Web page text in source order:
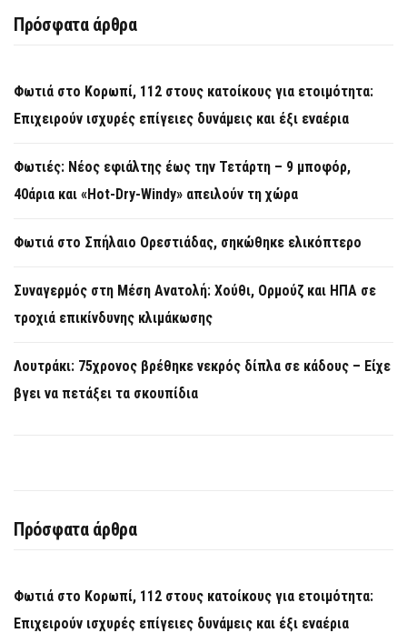
Πρόσφατα άρθρα
Φωτιά στο Κορωπί, 112 στους κατοίκους για ετοιμότητα:
Επιχειρούν ισχυρές επίγειες δυνάμεις και έξι εναέρια
Φωτιές: Νέος εφιάλτης έως την Τετάρτη – 9 μποφόρ,
40άρια και «Hot-Dry-Windy» απειλούν τη χώρα
Φωτιά στο Σπήλαιο Ορεστιάδας, σηκώθηκε ελικόπτερο
Συναγερμός στη Μέση Ανατολή: Χούθι, Ορμούζ και ΗΠΑ σε
τροχιά επικίνδυνης κλιμάκωσης
Λουτράκι: 75χρονος βρέθηκε νεκρός δίπλα σε κάδους – Είχε
βγει να πετάξει τα σκουπίδια
Πρόσφατα άρθρα
Φωτιά στο Κορωπί, 112 στους κατοίκους για ετοιμότητα:
Επιχειρούν ισχυρές επίγειες δυνάμεις και έξι εναέρια